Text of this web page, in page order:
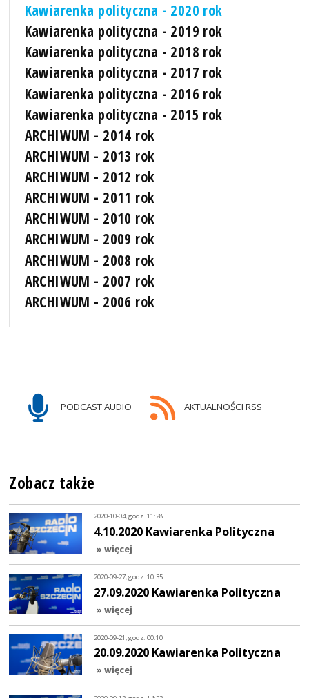
Kawiarenka polityczna - 2020 rok
Kawiarenka polityczna - 2019 rok
Kawiarenka polityczna - 2018 rok
Kawiarenka polityczna - 2017 rok
Kawiarenka polityczna - 2016 rok
Kawiarenka polityczna - 2015 rok
ARCHIWUM - 2014 rok
ARCHIWUM - 2013 rok
ARCHIWUM - 2012 rok
ARCHIWUM - 2011 rok
ARCHIWUM - 2010 rok
ARCHIWUM - 2009 rok
ARCHIWUM - 2008 rok
ARCHIWUM - 2007 rok
ARCHIWUM - 2006 rok
PODCAST AUDIO AKTUALNOŚCI RSS
Zobacz także
2020-10-04, godz. 11:28
4.10.2020 Kawiarenka Polityczna
» więcej
2020-09-27, godz. 10:35
27.09.2020 Kawiarenka Polityczna
» więcej
2020-09-21, godz. 00:10
20.09.2020 Kawiarenka Polityczna
» więcej